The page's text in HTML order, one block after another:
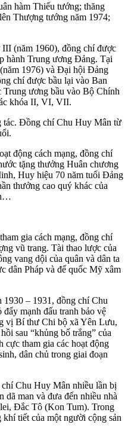
hàm Thiếu tướng; thăng
Thượng tướng năm 1974;
(năm 1960), đồng chí được
hành Trung ương Ðảng. Tại
1976) và Ðại hội Ðảng
chí được bầu lại vào Ban
ương bầu vào Bộ Chính
khóa II, VI, VII.
tác. Đồng chí Chu Huy Mân từ
động cách mạng, đồng chí
tặng thưởng Huân chương
Huy hiệu 70 năm tuổi Ðảng
thưởng cao quý khác của
gia cách mạng, đồng chí
vũ trang. Tài thao lược của
vang dội của quân và dân ta
dân Pháp và đế quốc Mỹ xâm
– 1931, đồng chí Chu
mạnh đấu tranh bảo vệ
vị Bí thư Chi bộ xã Yên Lưu,
sau “khủng bố trắng” của
cực tham gia các hoạt động
dân chủ trong giai đoạn
Chu Huy Mân nhiều lần bị
dã man và đưa đến nhiều nhà
Đắc Tô (Kon Tum). Trong
tiết của một người cộng sản